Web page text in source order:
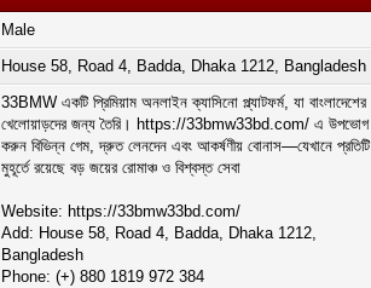
Male
House 58, Road 4, Badda, Dhaka 1212, Bangladesh
33BMW একটি প্রিমিয়াম অনলাইন ক্যাসিনো প্ল্যাটফর্ম, যা বাংলাদেশের
খেলোয়াড়দের জন্য তৈরি। https://33bmw33bd.com/ এ উপভোগ
করুন বিভিন্ন গেম, দ্রুত লেনদেন এবং আকর্ষণীয় বোনাস—যেখানে প্রতিটি
মুহূর্তে রয়েছে বড় জয়ের রোমাঞ্চ ও বিশ্বস্ত সেবা
Website: https://33bmw33bd.com/
Add: House 58, Road 4, Badda, Dhaka 1212,
Bangladesh
Phone: (+) 880 1819 972 384